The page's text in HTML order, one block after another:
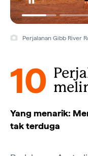
Perjalanan Gibb River
10
Yang menarik:
tak terduga